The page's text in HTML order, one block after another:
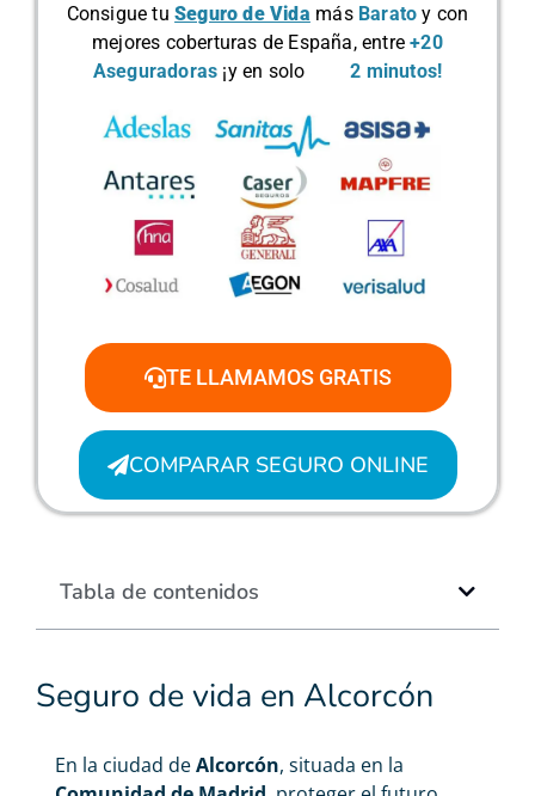
Seguro de vida en Alcorcón
En la ciudad deAlcorcón, situada en la
Consigue tu Seguro de Vida más Barato y con
mejores coberturas de España, entre+20
Aseguradoras ¡y en solo2 minutos!
TE LLAMAMOS GRATIS
COMPARAR SEGURO ONLINE
Tabla de contenidos